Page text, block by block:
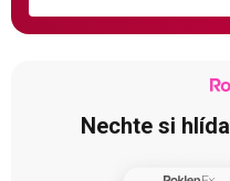
Nechte si